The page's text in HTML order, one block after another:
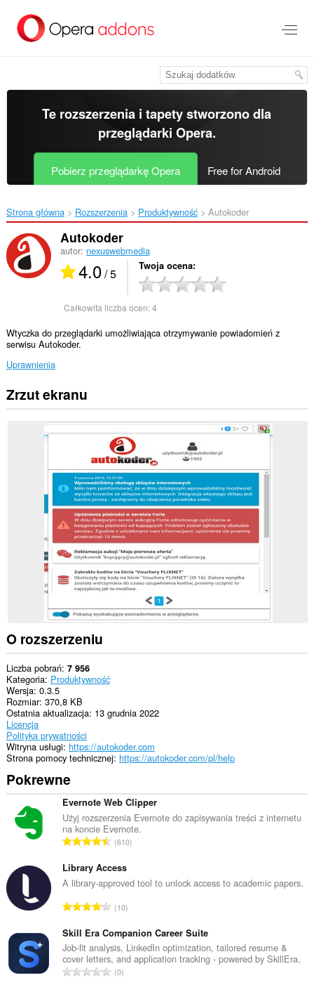
treści
Te rozszerzenia i tapety stworzono dla
przeglądarki Opera.
Pobierz przeglądarkę Opera Free for Android
Strona główna Rozszerzenia Produktywność Autokoder‎
Autokoder
autor: nexuswebmedia
4.0/ 5 Twoja ocena
Całkowita liczba ocen:4
Wtyczka do przeglądarki umożliwiająca otrzymywanie powiadomień z
serwisu Autokoder.
Uprawnienia
To
rozszerzenie
niektórych
notifications
you
in
the
system
tray.
Zrzut ekranu
O rozszerzeniu
Liczba pobrań 7 956
Kategoria Produktywność
Wersja 0.3.5
Rozmiar 370,8 KB
Ostatnia aktualizacja 13 grudnia 2022
Licencja
Polityka prywatności
Witryna usługi https://autokoder.com
Strona pomocy technicznej https://autokoder.com/pl/help
Pokrewne
Evernote Web Clipper
Użyj rozszerzenia Evernote do zapisywania treści z internetu
na koncie Evernote.
C
ł
k
w
t
a
l
610
Library Access
A library-approved tool to unlock access to academic papers.
C
ł
k
o
w
10
Skill Era Companion Career Suite
Job-fit analysis, LinkedIn optimization, tailored resume &
cover letters, and application tracking - powered by SkillEra.
C0